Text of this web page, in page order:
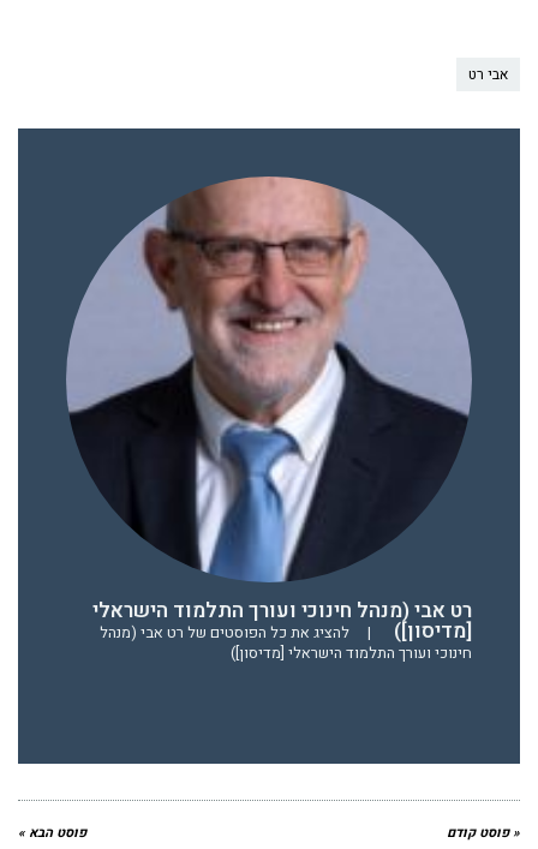
אבי רט
רט אבי (מנהל חינוכי ועורך התלמוד הישראלי
[מדיסון]) |
להציג את כל הפוסטים של רט אבי (מנהל
חינוכי ועורך התלמוד הישראלי [מדיסון])
« פוסט קודם פוסט הבא »